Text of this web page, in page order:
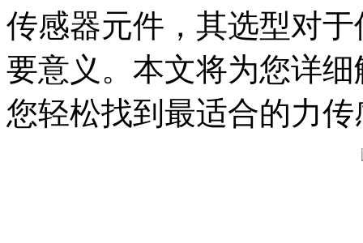
传感器元件，其选型对
要意义。本文将为您详
您轻松找到最适合的力传